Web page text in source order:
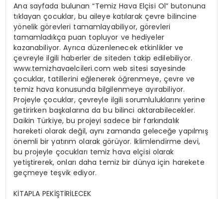
Ana sayfada bulunan “Temiz Hava Elçisi Ol” butonuna
tıklayan çocuklar, bu aileye katılarak çevre bilincine
yönelik görevleri tamamlayabiliyor, görevleri
tamamladıkça puan topluyor ve hediyeler
kazanabiliyor. Ayrıca düzenlenecek etkinlikler ve
çevreyle ilgili haberler de siteden takip edilebiliyor.
www.temizhavaelcileri.com web sitesi sayesinde
çocuklar, tatillerini eğlenerek öğrenmeye, çevre ve
temiz hava konusunda bilgilenmeye ayırabiliyor.
Projeyle çocuklar, çevreyle ilgili sorumluluklarını yerine
getirirken başkalarına da bu bilinci aktarabilecekler.
Daikin Türkiye, bu projeyi sadece bir farkındalık
hareketi olarak değil, aynı zamanda geleceğe yapılmış
önemli bir yatırım olarak görüyor. İklimlendirme devi,
bu projeyle çocukları temiz hava elçisi olarak
yetiştirerek, onları daha temiz bir dünya için harekete
geçmeye teşvik ediyor.
KİTAPLA PEKİŞTİRİLECEK